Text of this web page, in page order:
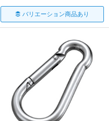
バリエーション商品あり